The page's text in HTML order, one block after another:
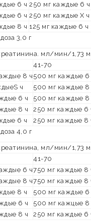
6 ч 250 мг каждые 6 ч
6 ч 250 мг каждые X ч
8 ч 125 мг каждые 6 ч
3,0 г
мл/мин/1,73
41-70
8 ч 500 мг каждые 6
ч 500 мг каждые 8
6 ч 500 мг каждые 8
8 ч 250 мг каждые 6
6 ч 250 мг каждые 8
4,0 г
мл/мин/1,73
41-70
6 ч750 мг каждые 8
8 ч750 мг каждые 8
8 ч 500 мг каждые 6
6 ч 500 мг кажцые 8
8 ч 250 мг каждые 6